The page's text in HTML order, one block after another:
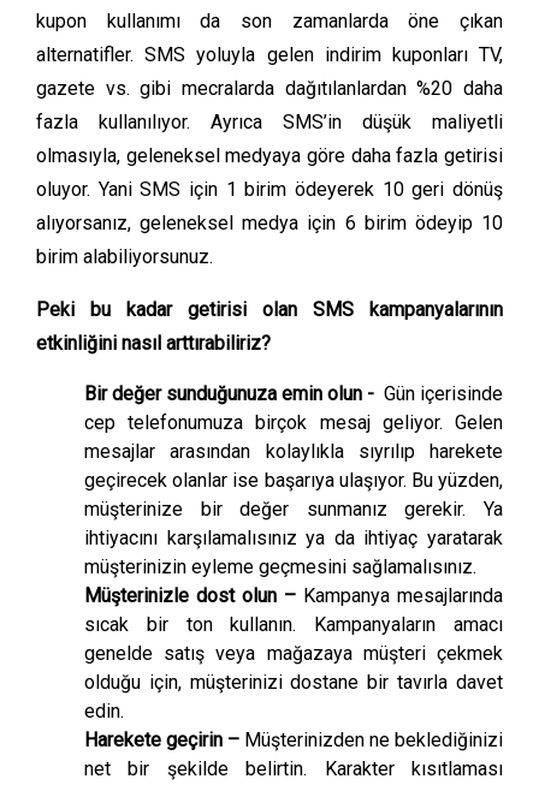
kupon kullanımı da son zamanlarda öne çıkan
alternatifler. SMS yoluyla gelen indirim kuponları TV,
gazete vs. gibi mecralarda dağıtılanlardan %20 daha
fazla kullanılıyor. Ayrıca SMS’in düşük maliyetli
olmasıyla, geleneksel medyaya göre daha fazla getirisi
oluyor. Yani SMS için 1 birim ödeyerek 10 geri dönüş
alıyorsanız, geleneksel medya için 6 birim ödeyip 10
birim alabiliyorsunuz.
Peki bu kadar getirisi olan SMS kampanyalarının
etkinliğini nasıl arttırabiliriz?
Bir değer sunduğunuza emin olun - Gün içerisinde
cep telefonumuza birçok mesaj geliyor. Gelen
mesajlar arasından kolaylıkla sıyrılıp harekete
geçirecek olanlar ise başarıya ulaşıyor. Bu yüzden,
müşterinize bir değer sunmanız gerekir. Ya
ihtiyacını karşılamalısınız ya da ihtiyaç yaratarak
müşterinizin eyleme geçmesini sağlamalısınız.
Müşterinizle dost olun – Kampanya mesajlarında
sıcak bir ton kullanın. Kampanyaların amacı
genelde satış veya mağazaya müşteri çekmek
olduğu için, müşterinizi dostane bir tavırla davet
edin.
Harekete geçirin – Müşterinizden ne beklediğinizi
net bir şekilde belirtin. Karakter kısıtlaması